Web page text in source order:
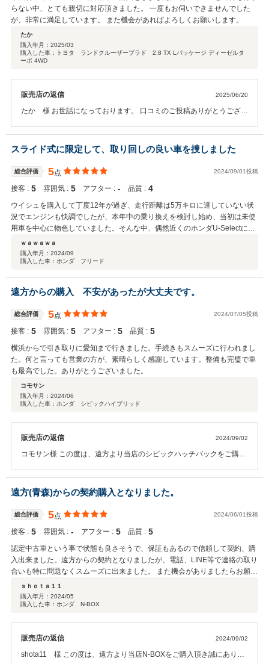
らない中、とても親切に対応頂きました。 一度もお伺いできませんでした
が、非常に満足しています。 また機会があればよろしくお願いします。
たか
購入年月： 2025/03
購入した車：トヨタ ランドクルーザープラド 2.8 TX Lパッケージ ディーゼルタ
ーボ 4WD
販売店の返信 2025/06/20
たか 様 お世話になっております。 口コミのご投稿ありがとうござい
誠にありがとうございました。 また、ご返信が遅くなり大変申し訳ご
ざいません。 ご納車に向けてご足労いただいた点もあり、非常に感謝
しております。 遠方にはなりますが、今後とも宜しくお願い致しま
す。 お困りの際はいつでもご連絡いただければ幸いです。 ホンダカー
ズ愛知 U-Select春日井 営業 堀場
スライド式に限定して、取り回しの良い車を捜しました
総合評価 5点 2024/09/01投稿
接客 : 5 雰囲気 : 5 アフター : ‐ 品質 : 4
ウイシュを購入して丁度12年が過ぎ、走行距離は5万キロに達していない状
況でエンジンも快調でしたが、本年中の乗り換えを検討し始め、当初は未使
用車を中心に物色していました。そんな中、偶然近くのホンダU-Selectに試
乗車として使われていたフリードの6人乗りの情報をこのサイトで得て、直
ぐに予約して販売店に行きました。未使用車の販売店で売られている同種の
フリードも対象にして、迷いましたが、ホンダU-Selectにあったフリードに
度」を5点にしていたと思います。
ｗａｗａｗａ
購入年月： 2024/09
購入した車：ホンダ フリード
遠方からの購入 不安があったが大丈夫です。
総合評価 5点 2024/07/05投稿
接客 : 5 雰囲気 : 5 アフター : 5 品質 : 5
横浜からで引き取りに愛知まで行きました。手続きもスムーズに行われまし
た。何と言っても営業の方が、素晴らしく感謝しています。整備も完璧で車
も最高でした。ありがとうございました。
コモサン
購入年月： 2024/06
購入した車：ホンダ シビックハイブリッド
販売店の返信 2024/09/02
コモサン様 この度は、遠方より当店のシビックハッチバックをご購入
でしょうか？ ご納車までの諸手続き等を早々にお進めていただき、感
謝申し上げます。 シビックハッチバックは、運動性能が高く快適にお
乗りいただけるお車です 今後も末永く、素敵なカーライフをお過ごし
下さいませ。
遠方(青森)からの契約購入となりました。
総合評価 5点 2024/06/01投稿
接客 : 5 雰囲気 : ‐ アフター : 5 品質 : 5
認定中古車という事で状態も良さそうで、保証もあるので信頼して契約、購
入出来ました。遠方からの契約となりましたが、電話、LINE等で連絡の取り
合いも特に問題なくスムーズに出来ました。 また機会がありましたらお願い
したいと思います。
ｓｈｏｔａ１１
購入年月： 2024/05
購入した車：ホンダ N-BOX
販売店の返信 2024/09/02
shota11 様 この度は、遠方より当店N-BOXをご購入頂き誠にありが